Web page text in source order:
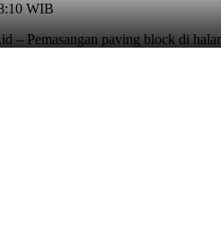
WIB
– Pemasangan paving block di